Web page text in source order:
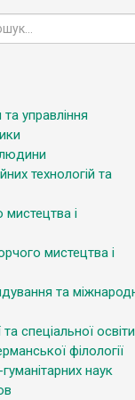
управління
технологій та
і
мистецтва і
та
спеціальної освіти
філології
наук